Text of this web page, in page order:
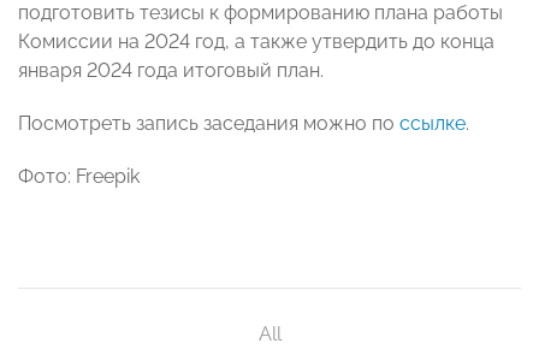
подготовить тезисы к формированию плана работы
Комиссии на 2024 год, а также утвердить до конца
января 2024 года итоговый план.
Посмотреть запись заседания можно по ссылке.
Фото: Freepik
All